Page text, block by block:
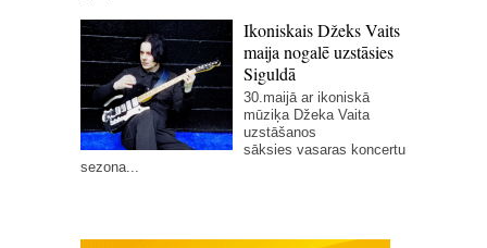
Ikoniskais Džeks Vaits
maija nogalē uzstāsies
Siguldā
30.maijā ar ikoniskā
mūziķa Džeka Vaita
uzstāšanos
sāksies vasaras koncertu
sezona...